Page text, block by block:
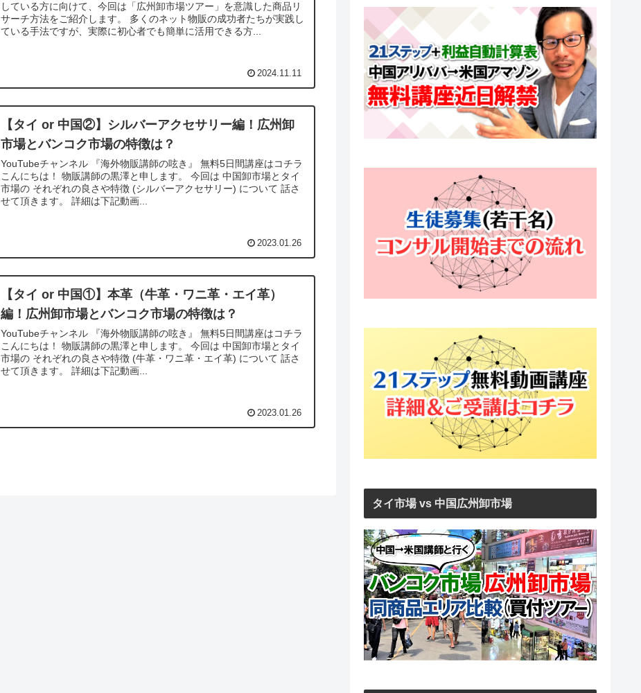
している方に向けて、今回は「広州卸市場ツアー」を意識した商品リ
サーチ方法をご紹介します。 多くのネット物販の成功者たちが実践し
ている手法ですが、実際に初心者でも簡単に活用できる方...
2024.11.11
【タイ or 中国②】シルバーアクセサリー編！広州卸
市場とバンコク市場の特徴は？
YouTubeチャンネル 『海外物販講師の呟き』 無料5日間講座はコチラ
こんにちは！ 物販講師の黒澤と申します。 今回は 中国卸市場とタイ
市場の それぞれの良さや特徴 (シルバーアクセサリー) について 話さ
せて頂きます。 詳細は下記動画...
2023.01.26
【タイ or 中国①】本革（牛革・ワニ革・エイ革）
編！広州卸市場とバンコク市場の特徴は？
YouTubeチャンネル 『海外物販講師の呟き』 無料5日間講座はコチラ
こんにちは！ 物販講師の黒澤と申します。 今回は 中国卸市場とタイ
市場の それぞれの良さや特徴 (牛革・ワニ革・エイ革) について 話さ
せて頂きます。 詳細は下記動画...
2023.01.26
タイ市場 vs 中国広州卸市場